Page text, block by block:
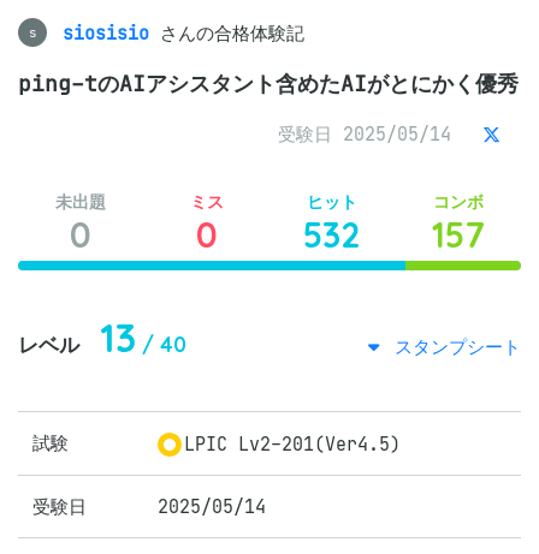
s siosisio さんの合格体験記
ping-tのAIアシスタント含めたAIがとにかく優秀
受験日 2025/05/14
未出題
0
ミス
0
ヒット
532
コンボ
157
レベル 13 / 40 スタンプシート
試験 LPIC Lv2-201(Ver4.5)
受験日 2025/05/14